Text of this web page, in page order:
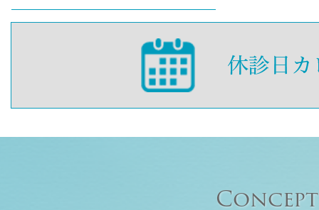
Concept